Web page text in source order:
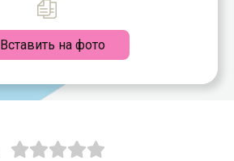
Вставить на фото